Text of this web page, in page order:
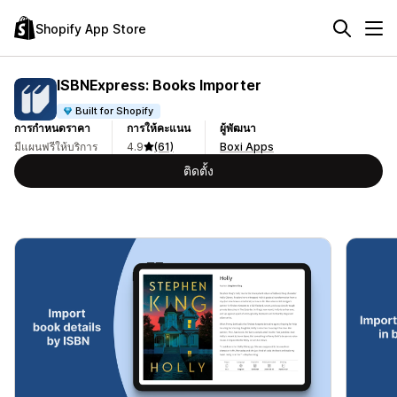
Shopify App Store
ISBNExpress: Books Importer
Built for Shopify
การกำหนดราคา
มีแผนฟรีให้บริการ
การให้คะแนน
4.9
(61)
ผู้พัฒนา
Boxi Apps
ติดตั้ง